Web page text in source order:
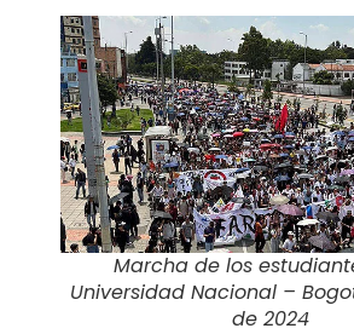
Marcha de los
Universidad Nacional –
de 2024